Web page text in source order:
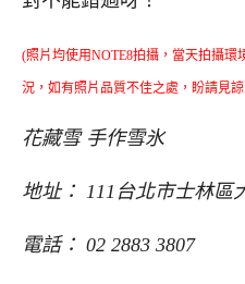
(照片均使用NOTE8拍攝，當天拍攝
況，如有照片品質不佳之處，盼請見諒
花藏雪 手作雪氷
地址： 111台北市士林區
電話： 02 2883 3807